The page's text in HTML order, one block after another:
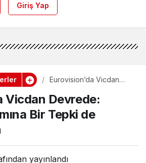
Giriş Yap
Eurovision’da Vicdan
Katılımına Bir Tepki de
Hollanda’dan
Vicdan Devrede:
Bir Tepki de
yayınlandı